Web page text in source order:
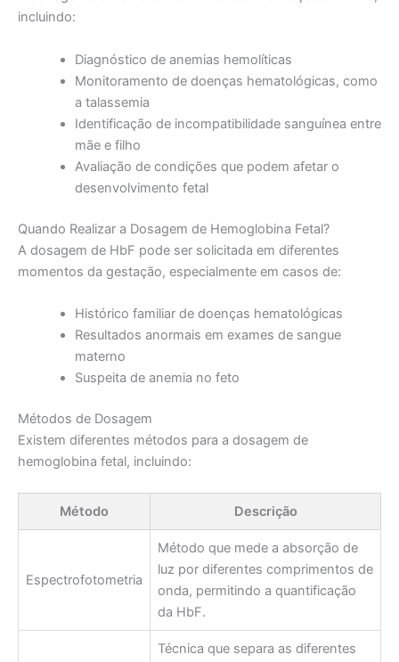
incluindo:
Diagnóstico de anemias hemolíticas
Monitoramento de doenças hematológicas, como
a talassemia
Identificação de incompatibilidade sanguínea entre
mãe e filho
Avaliação de condições que podem afetar o
desenvolvimento fetal
Quando Realizar a Dosagem de Hemoglobina Fetal?
A dosagem de HbF pode ser solicitada em diferentes
momentos da gestação, especialmente em casos de:
Histórico familiar de doenças hematológicas
Resultados anormais em exames de sangue
materno
Suspeita de anemia no feto
Métodos de Dosagem
Existem diferentes métodos para a dosagem de
hemoglobina fetal, incluindo:
Método Descrição
Espectrofotometria
Método que mede a absorção de
luz por diferentes comprimentos de
onda, permitindo a quantificação
da HbF.
Técnica que separa as diferentes